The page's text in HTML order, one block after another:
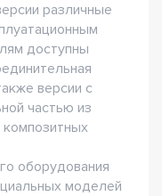
различные
доступны
версии с
частью из
оборудования
моделей